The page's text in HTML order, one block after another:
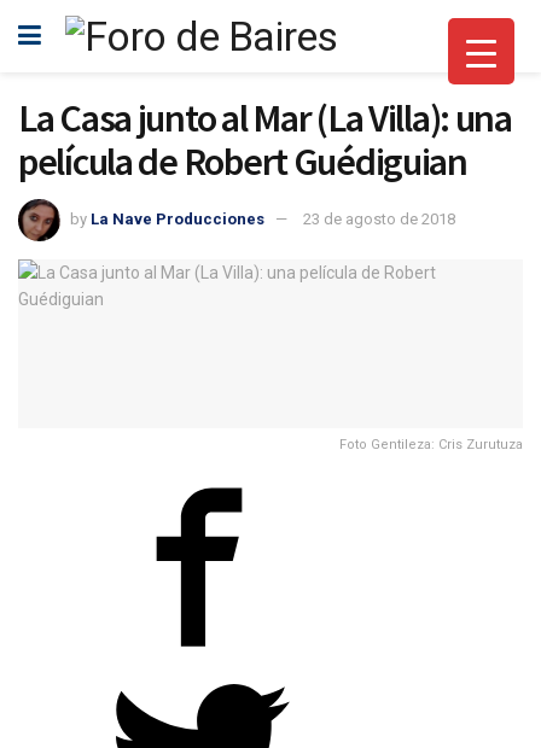
La Casa junto al Mar (La Villa): una
película de Robert Guédiguian
by La Nave Producciones 23 de agosto de 2018
Foto Gentileza: Cris Zurutuza